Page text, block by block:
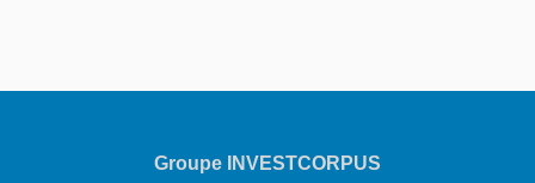
Groupe INVESTCORPUS